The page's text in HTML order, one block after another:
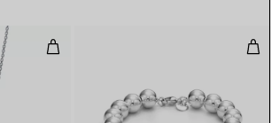
Gliederanhänger mit